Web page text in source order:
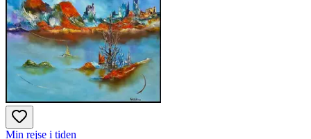
Min rejse i tiden